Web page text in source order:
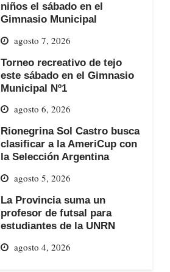
niños el sábado en el
Gimnasio Municipal
agosto 7, 2026
Torneo recreativo de tejo
este sábado en el Gimnasio
Municipal Nº1
agosto 6, 2026
Rionegrina Sol Castro busca
clasificar a la AmeriCup con
la Selección Argentina
agosto 5, 2026
La Provincia suma un
profesor de futsal para
estudiantes de la UNRN
agosto 4, 2026